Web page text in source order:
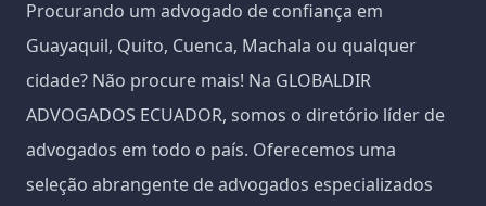
Procurando um advogado de confiança em
Guayaquil, Quito, Cuenca, Machala ou qualquer
cidade? Não procure mais! Na GLOBALDIR
ADVOGADOS ECUADOR, somos o diretório líder de
advogados em todo o país. Oferecemos uma
seleção abrangente de advogados especializados